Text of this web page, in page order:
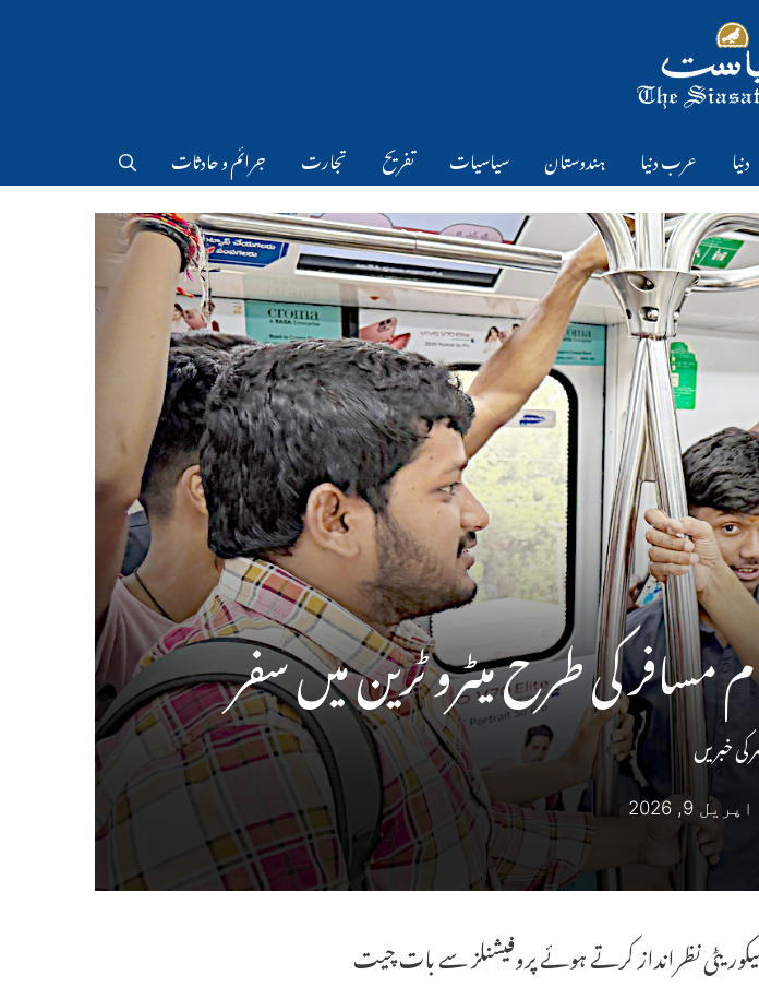
دنیا عرب دنیا ہندوستان سیاسیات تفریح تجارت جرائم و حادثات
مسافر کی طرح میٹرو ٹرین میں سفر
کی خبریں
اپریل 9, 2026
نظرانداز کرتے ہوئے پروفیشنلز سے بات چیت